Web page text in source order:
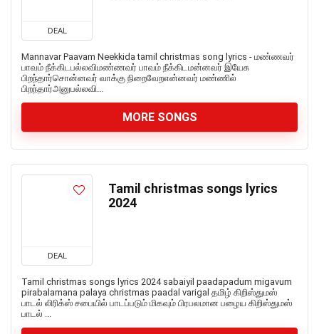
DEAL
Mannavar Paavam Neekkida tamil christmas song lyrics - மண்ணவர்
பாவம் நீக்கிடபல்லவிமண்ணவர் பாவம் நீக்கிடமன்னவர் இயேசு
பிறந்தார்சொன்னவர் வாக்கு நிறைவேறஎன்னவர் மண்ணில்
பிறந்தார்அனுபல்லவி...
MORE SONGS
DEAL
Tamil christmas songs lyrics
2024
Tamil christmas songs lyrics 2024 sabaiyil paadapadum migavum
pirabalamana palaya christmas paadal varigal தமிழ் கிறிஸ்துமஸ்
பாடல் லிரிக்ஸ் சபையில் பாடப்படும் மிகவும் பிரபலமான பழைய கிறிஸ்துமஸ்
பாடல் ...